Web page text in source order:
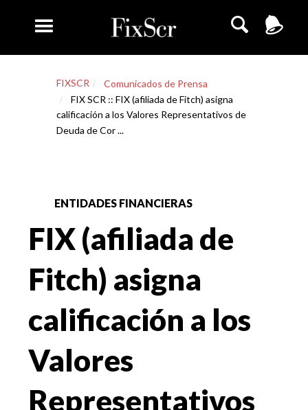
FIXSCR
Comunicados de Prensa
FIX SCR :: FIX (afiliada de Fitch) asigna
calificación a los Valores Representativos de
Deuda de Cor ...
ENTIDADES FINANCIERAS
FIX (afiliada de
Fitch) asigna
calificación a los
Valores
Representativos